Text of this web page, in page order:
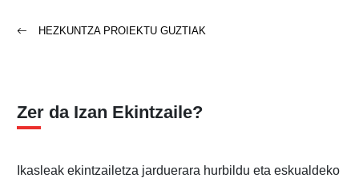
HEZKUNTZA PROIEKTU GUZTIAK
Zer da Izan Ekintzaile?
Ikasleak ekintzailetza jarduerara hurbildu eta eskualdeko